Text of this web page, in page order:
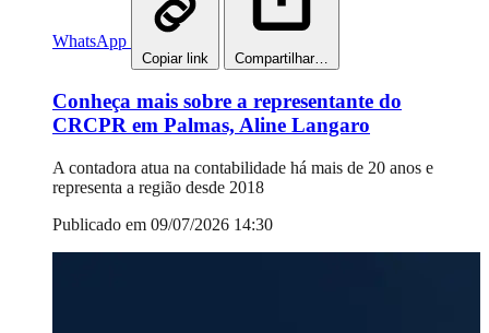
WhatsApp
Copiar link Compartilhar…
Conheça mais sobre a representante do
CRCPR em Palmas, Aline Langaro
A contadora atua na contabilidade há mais de 20 anos e
representa a região desde 2018
Publicado em 09/07/2026 14:30